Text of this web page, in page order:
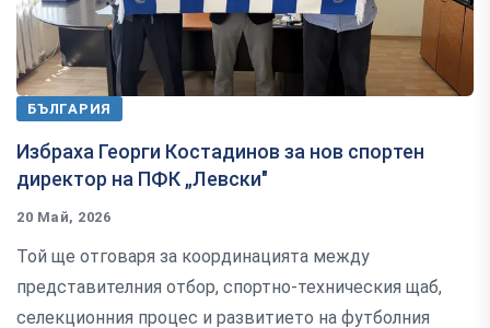
БЪЛГАРИЯ
Избраха Георги Костадинов за нов спортен
директор на ПФК „Левски"
20 Май, 2026
Той ще отговаря за координацията между
представителния отбор, спортно-техническия щаб,
селекционния процес и развитието на футболния